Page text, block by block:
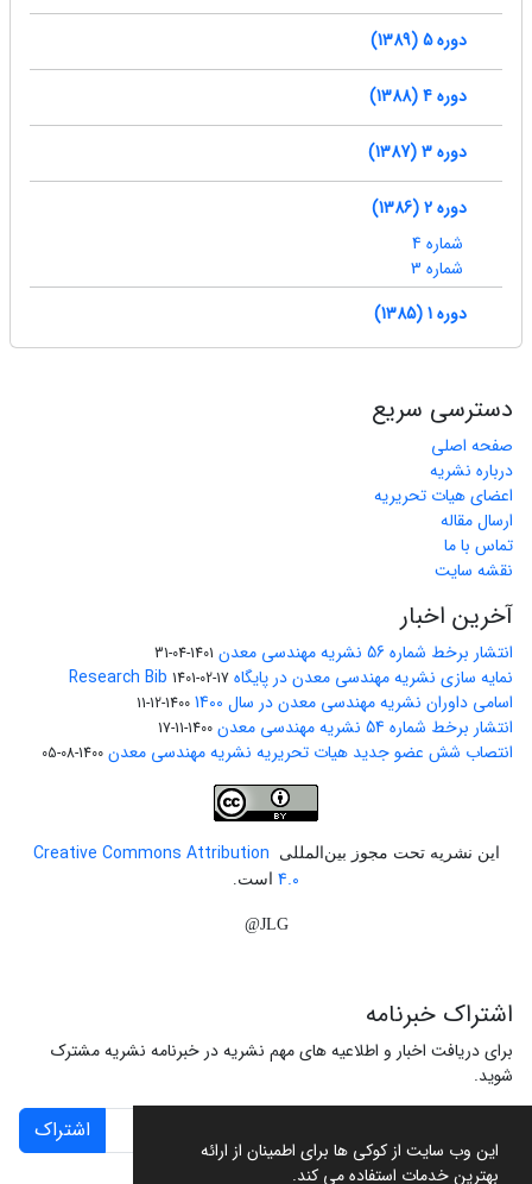
این وب سایت از کوکی ها برای اطمینان از ارائه
بهترین خدمات استفاده می کند.
دوره 5 (1389)
دوره 4 (1388)
دوره 3 (1387)
دوره 2 (1386)
شماره 4
شماره 3
دوره 1 (1385)
دسترسی سریع
صفحه اصلی
درباره نشریه
اعضای هیات تحریریه
ارسال مقاله
تماس با ما
نقشه سایت
آخرین اخبار
انتشار برخط شماره 56 نشریه مهندسی معدن 1401-04-31
نمایه سازی نشریه مهندسی معدن در پایگاه Research Bib 1401-02-17
اسامی داوران نشریه مهندسی معدن در سال 1400 1400-12-11
انتشار برخط شماره 54 نشریه مهندسی معدن 1400-11-17
انتصاب شش عضو جدید هیات تحریریه نشریه مهندسی معدن 1400-08-05
این نشریه تحت مجوز بین‌المللی
Creative Commons Attribution
4.0 است.
JLG@
اشتراک خبرنامه
برای دریافت اخبار و اطلاعیه های مهم نشریه در خبرنامه نشریه مشترک
شوید.
اشتراک